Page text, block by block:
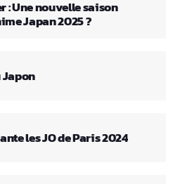
: Une nouvelle saison
Japan 2025 ?
Japon
les JO de Paris 2024